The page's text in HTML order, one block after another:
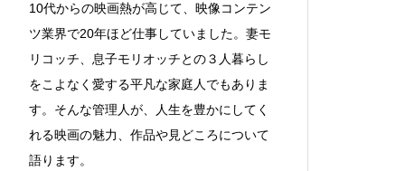
『TENET テネット』レビュー
☆逆行する時間、そして過去に
つけた心の傷は？
10代からの映画熱が高じて、映像コンテン
ツ業界で20年ほど仕事していました。妻モ
リコッチ、息子モリオッチとの３人暮らし
をこよなく愛する平凡な家庭人でもありま
す。そんな管理人が、人生を豊かにしてく
れる映画の魅力、作品や見どころについて
語ります。